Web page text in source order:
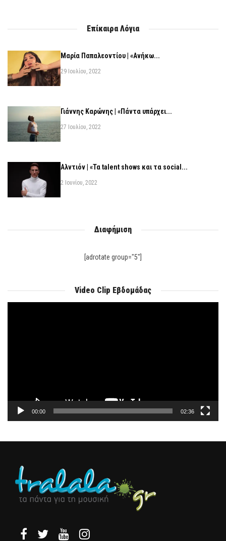
Επίκαιρα Λόγια
Μαρία Παπαλεοντίου | «Ανήκω...
29 Ιουλίου, 2022
Γιάννης Καρώνης | «Πάντα υπάρχει...
27 Ιουλίου, 2022
Αλντιόν | «Τα talent shows και τα social...
2 Ιουνίου, 2022
Διαφήμιση
[adrotate group="5"]
Video Clip Εβδομάδας
00:00 02:36